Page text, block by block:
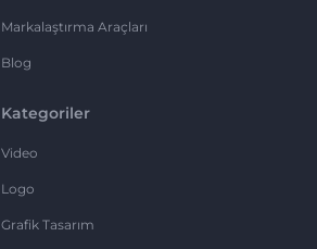
Markalaştırma Araçları
Blog
Kategoriler
Video
Logo
Grafik Tasarım